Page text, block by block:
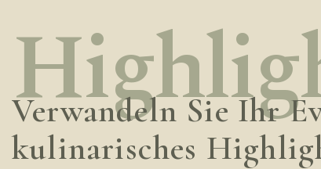
Verwandeln Sie Ihr
kulinarisches